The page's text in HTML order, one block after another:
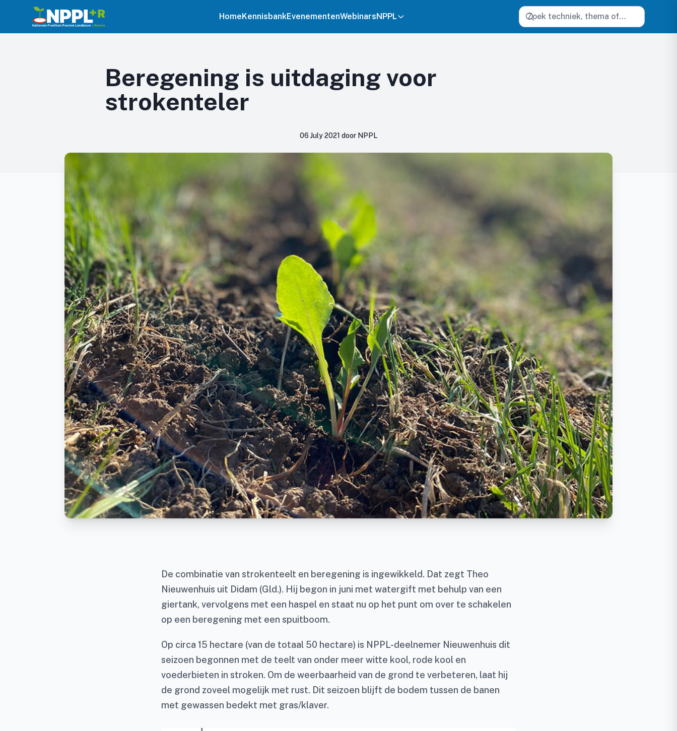
HomeKennisbankEvenementenWebinarsNPPL Zoeken
Beregening is uitdaging voor
strokenteler
06 July 2021 door NPPL
De combinatie van strokenteelt en beregening is ingewikkeld. Dat zegt Theo
Nieuwenhuis uit Didam (Gld.). Hij begon in juni met watergift met behulp van een
giertank, vervolgens met een haspel en staat nu op het punt om over te schakelen
op een beregening met een spuitboom.
Op circa 15 hectare (van de totaal 50 hectare) is NPPL-deelnemer Nieuwenhuis dit
seizoen begonnen met de teelt van onder meer witte kool, rode kool en
voederbieten in stroken. Om de weerbaarheid van de grond te verbeteren, laat hij
de grond zoveel mogelijk met rust. Dit seizoen blijft de bodem tussen de banen
met gewassen bedekt met gras/klaver.